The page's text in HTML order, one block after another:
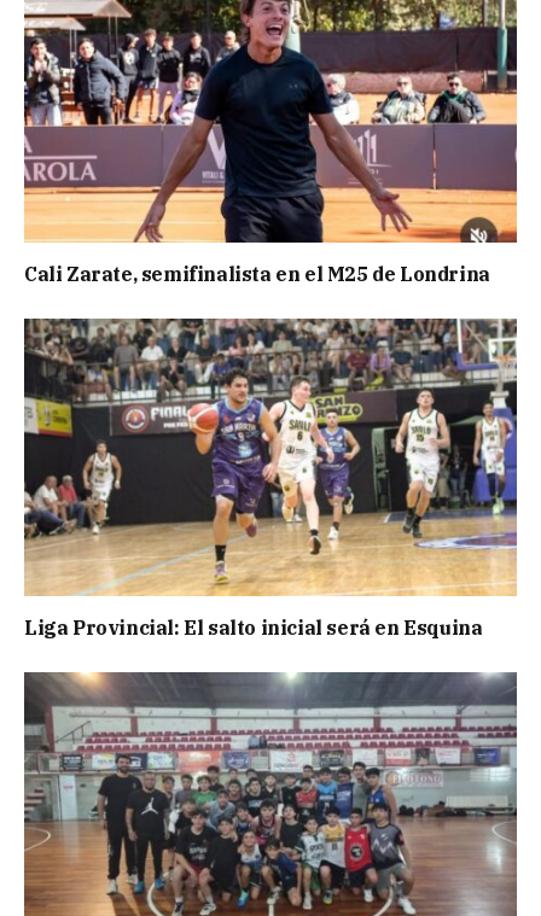
Cali Zarate, semifinalista en el M25 de Londrina
Liga Provincial: El salto inicial será en Esquina